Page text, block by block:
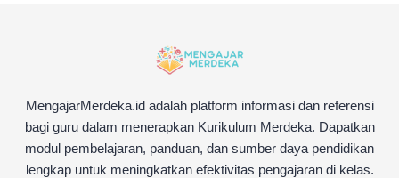
MengajarMerdeka.id adalah platform informasi dan referensi
bagi guru dalam menerapkan Kurikulum Merdeka. Dapatkan
modul pembelajaran, panduan, dan sumber daya pendidikan
lengkap untuk meningkatkan efektivitas pengajaran di kelas.